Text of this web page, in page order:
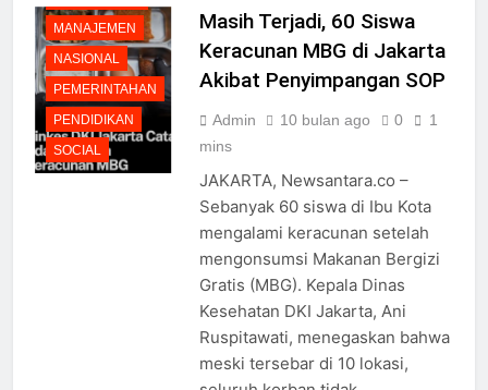
MANAJEMEN
NASIONAL
PEMERINTAHAN
PENDIDIKAN
SOCIAL
Masih Terjadi, 60 Siswa
Keracunan MBG di Jakarta
Akibat Penyimpangan SOP
Admin 10 bulan ago 0
1
mins
JAKARTA, Newsantara.co –
Sebanyak 60 siswa di Ibu Kota
mengalami keracunan setelah
mengonsumsi Makanan Bergizi
Gratis (MBG). Kepala Dinas
Kesehatan DKI Jakarta, Ani
Ruspitawati, menegaskan bahwa
meski tersebar di 10 lokasi,